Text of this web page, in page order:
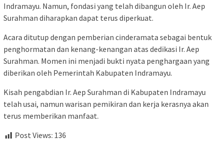
Indramayu. Namun, fondasi yang telah dibangun oleh Ir. Aep
Surahman diharapkan dapat terus diperkuat.
Acara ditutup dengan pemberian cinderamata sebagai bentuk
penghormatan dan kenang-kenangan atas dedikasi Ir. Aep
Surahman. Momen ini menjadi bukti nyata penghargaan yang
diberikan oleh Pemerintah Kabupaten Indramayu.
Kisah pengabdian Ir. Aep Surahman di Kabupaten Indramayu
telah usai, namun warisan pemikiran dan kerja kerasnya akan
terus memberikan manfaat.
Post Views: 136